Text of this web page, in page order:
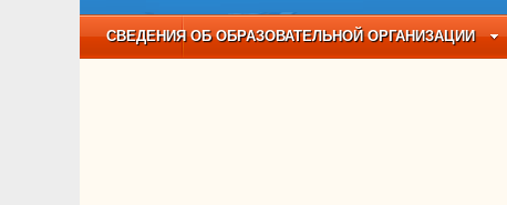
СВЕДЕНИЯ ОБ ОБРАЗОВАТЕЛЬНОЙ ОРГАНИЗАЦИИ
НАБОР